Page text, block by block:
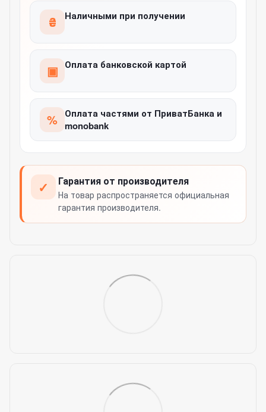
₴ Наличными при получении
▣ Оплата банковской картой
% Оплата частями от ПриватБанка и
monobank
✓ Гарантия от производителя
На товар распространяется официальная
гарантия производителя.